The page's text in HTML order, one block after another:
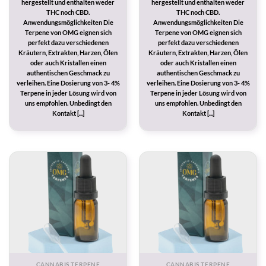
hergestellt und enthalten weder
THC noch CBD.
Anwendungsmöglichkeiten Die
Terpene von OMG eignen sich
perfekt dazu verschiedenen
Kräutern, Extrakten, Harzen, Ölen
oder auch Kristallen einen
authentischen Geschmack zu
verleihen. Eine Dosierung von 3- 4%
Terpene in jeder Lösung wird von
uns empfohlen. Unbedingt den
Kontakt [...]
hergestellt und enthalten weder
THC noch CBD.
Anwendungsmöglichkeiten Die
Terpene von OMG eignen sich
perfekt dazu verschiedenen
Kräutern, Extrakten, Harzen, Ölen
oder auch Kristallen einen
authentischen Geschmack zu
verleihen. Eine Dosierung von 3- 4%
Terpene in jeder Lösung wird von
uns empfohlen. Unbedingt den
Kontakt [...]
CANNABIS TERPENE CANNABIS TERPENE